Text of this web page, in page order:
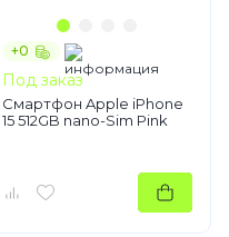
+0
Под заказ
Смартфон Apple iPhone
15 512GB nano-Sim Pink